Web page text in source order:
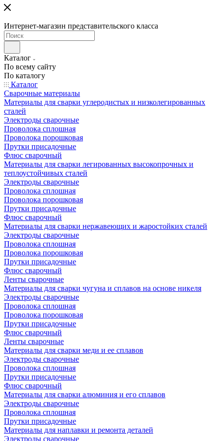
Интернет-магазин представительского класса
Каталог
По всему сайту
По каталогу
Каталог
Сварочные материалы
Материалы для сварки углеродистых и низколегированных
сталей
Электроды сварочные
Проволока сплошная
Проволока порошковая
Прутки присадочные
Флюс сварочный
Материалы для сварки легированных высокопрочных и
теплоустойчивых сталей
Электроды сварочные
Проволока сплошная
Проволока порошковая
Прутки присадочные
Флюс сварочный
Материалы для сварки нержавеющих и жаростойких сталей
Электроды сварочные
Проволока сплошная
Проволока порошковая
Прутки присадочные
Флюс сварочный
Ленты сварочные
Материалы для сварки чугуна и сплавов на основе никеля
Электроды сварочные
Проволока сплошная
Проволока порошковая
Прутки присадочные
Флюс сварочный
Ленты сварочные
Материалы для сварки меди и ее сплавов
Электроды сварочные
Проволока сплошная
Прутки присадочные
Флюс сварочный
Материалы для сварки алюминия и его сплавов
Электроды сварочные
Проволока сплошная
Прутки присадочные
Материалы для наплавки и ремонта деталей
Электроды сварочные